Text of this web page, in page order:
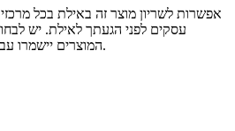
עסקים לפני הגעתך לאילת. יש
המוצרים יישמרו עבורך עד 3 ימים עסקים נוספים.